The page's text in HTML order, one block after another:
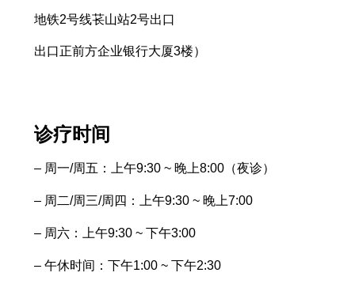
地铁2号线苌山站2号出口
出口正前方企业银行大厦3楼）
诊疗时间
– 周一/周五：上午9:30 ~ 晚上8:00（夜诊）
– 周二/周三/周四：上午9:30 ~ 晚上7:00
– 周六：上午9:30 ~ 下午3:00
– 午休时间：下午1:00 ~ 下午2:30